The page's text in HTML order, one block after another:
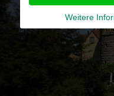
Weitere